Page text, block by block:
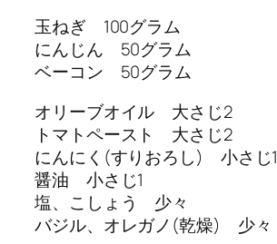
玉ねぎ 100グラム
にんじん 50グラム
ベーコン 50グラム
オリーブオイル 大さじ2
トマトペースト 大さじ2
にんにく(すりおろし) 小さじ1
醤油 小さじ1
塩、こしょう 少々
バジル、オレガノ(乾燥) 少々